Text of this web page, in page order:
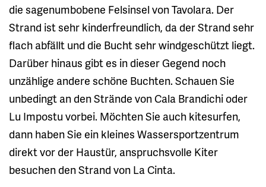
die sagenumbobene Felsinsel von Tavolara. Der
Strand ist sehr kinderfreundlich, da der Strand sehr
flach abfällt und die Bucht sehr windgeschützt liegt.
Darüber hinaus gibt es in dieser Gegend noch
unzählige andere schöne Buchten. Schauen Sie
unbedingt an den Strände von Cala Brandichi oder
Lu Impostu vorbei. Möchten Sie auch kitesurfen,
dann haben Sie ein kleines Wassersportzentrum
direkt vor der Haustür, anspruchsvolle Kiter
besuchen den Strand von La Cinta.